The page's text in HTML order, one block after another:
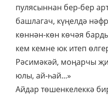
пулясыннан бер-бер
башлагач, күңелдә
көннән-көн көчәя
кем кемне юк итеп
Рәсимәкәй, моңарчы
юлы, ай-һай...»
Айдар төшенкелеккә